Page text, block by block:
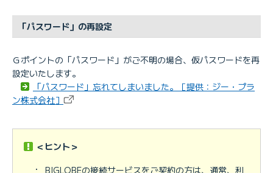
「パスワード」の再設定
Ｇポイントの「パスワード」がご不明の場合、仮パスワードを再
設定いたします。
「パスワード」忘れてしまいました。［提供：ジー・プラ
ン株式会社］
＜ヒント＞
・
BIGLOBEの接続サービスをご契約の方は、通常、利